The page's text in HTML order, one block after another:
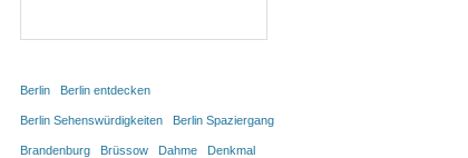
Berlin Berlin entdecken
Berlin Sehenswürdigkeiten Berlin Spaziergang
Brandenburg Brüssow Dahme Denkmal